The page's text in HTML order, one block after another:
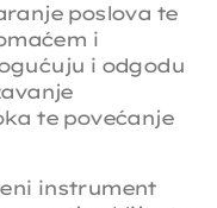
poslova te
i
i odgodu
te povećanje
instrument